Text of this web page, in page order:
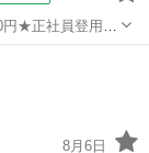
円★正社員登用制
車場あり！《三
8月6日